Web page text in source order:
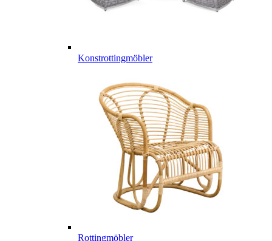
Konstrottingmöbler
Rottingmöbler